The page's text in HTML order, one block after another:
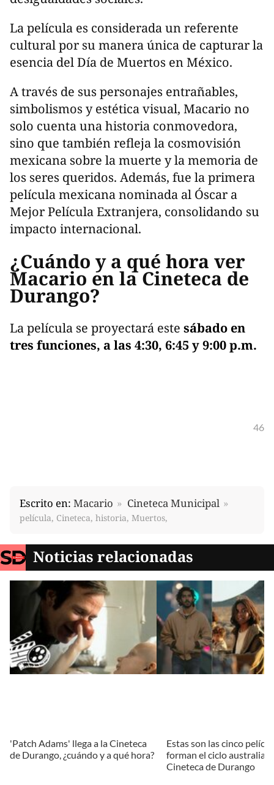
La película es considerada un referente
cultural por su manera única de capturar la
esencia del Día de Muertos en México.
A través de sus personajes entrañables,
simbolismos y estética visual, Macario no
solo cuenta una historia conmovedora,
sino que también refleja la cosmovisión
mexicana sobre la muerte y la memoria de
los seres queridos. Además, fue la primera
película mexicana nominada al Óscar a
Mejor Película Extranjera, consolidando su
impacto internacional.
¿Cuándo y a qué hora ver
Macario en la Cineteca de
Durango?
La película se proyectará este sábado en
tres funciones, a las 4:30, 6:45 y 9:00 p.m.
46
Escrito en: Macario Cineteca Municipal
película, Cineteca, historia, Muertos,
Noticias relacionadas
'Patch Adams' llega a la Cineteca
de Durango, ¿cuándo y a qué hora?
Estas son las cinco
forman el ciclo
Cineteca de Durango